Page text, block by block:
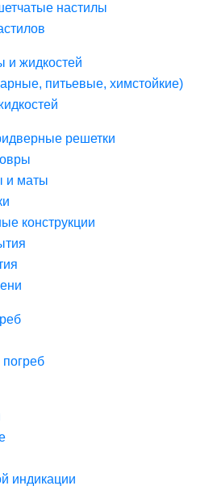
настилы
и жидкостей
питьевые, химстойкие)
решетки
и маты
конструкции
индикации